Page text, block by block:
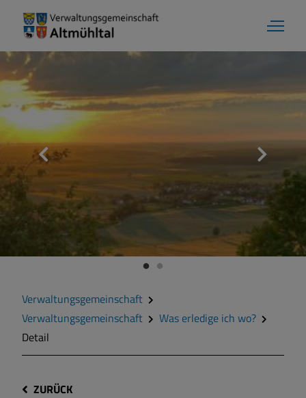
Verwaltungsgemeinschaft
Verwaltungsgemeinschaft
Was erledige ich wo?
Detail
ZURÜCK